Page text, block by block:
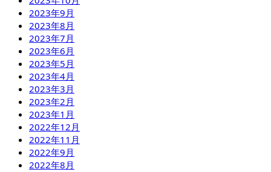
2023年9月
2023年8月
2023年7月
2023年6月
2023年5月
2023年4月
2023年3月
2023年2月
2023年1月
2022年12月
2022年11月
2022年9月
2022年8月